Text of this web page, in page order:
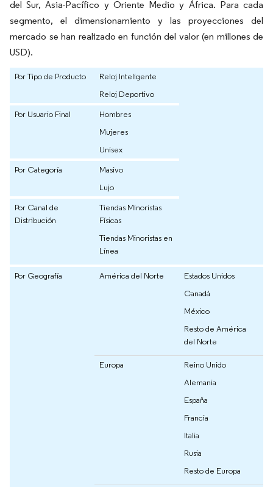
del Sur, Asia-Pacífico y Oriente Medio y África. Para cada
segmento, el dimensionamiento y las proyecciones del
mercado se han realizado en función del valor (en millones de
USD).
Por Tipo de Producto
Reloj Inteligente
Reloj Deportivo
Por Usuario Final
Hombres
Mujeres
Unisex
Por Categoría
Masivo
Lujo
Por Canal de
Distribución
Tiendas Minoristas
Físicas
Tiendas Minoristas en
Línea
Por Geografía América del Norte
Estados Unidos
Canadá
México
Resto de América
del Norte
Europa
Reino Unido
Alemania
España
Francia
Italia
Rusia
Resto de Europa